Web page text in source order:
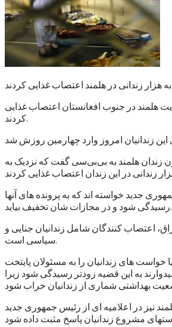
هزار زندانی در هلمند اعتصاب غذایی کردند
هلمند در جنوب افغانستان اعتصاب غذایی
کردند.
زندان هلمند به بی‌بی‌سی گفت که نزدیک به
جدید خواسته اند که به پرونده های آنها
رسیدگی شود و در مجازات شان تخفیف بیاید.
اعتصاب کنندگان شامل زندانیان جنایی و
سیاسی است.
خواست های زندانیان را به مسئولان پایتخت
به این قضیه زودتر رسیدگی شود زیرا
نیز در اعلامیه ای از رئیس جمهوری جدید